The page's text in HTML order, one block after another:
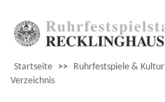
Startseite >> Ruhrfestspiele & Kultur
Verzeichnis